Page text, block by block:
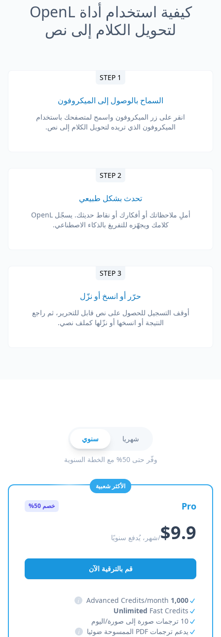
كيفية استخدام أداة OpenL
لتحويل الكلام إلى نص
STEP 1
السماح بالوصول إلى الميكروفون
انقر على زر الميكروفون واسمح لمتصفحك باستخدام
الميكروفون الذي تريده لتحويل الكلام إلى نص.
STEP 2
تحدث بشكل طبيعي
أملِ ملاحظاتك أو أفكارك أو نقاط حديثك. يسجّل OpenL
كلامك ويجهّزه للتفريغ بالذكاء الاصطناعي.
STEP 3
حرّر أو انسخ أو نزّل
أوقف التسجيل للحصول على نص قابل للتحرير، ثم راجع
النتيجة أو انسخها أو نزّلها كملف نصي.
شهريا سنوي
وفّر حتى 50% مع الخطة السنوية
الأكثر شعبية
Pro خصم 50%
$9.9/شهر، يُدفع سنويًا
قم بالترقية الآن
1,000
i
Unlimited Fast Credits
10 ترجمات صورة إلى صورة/اليوم
يدعم ترجمات PDF الممسوحة ضوئيا
i